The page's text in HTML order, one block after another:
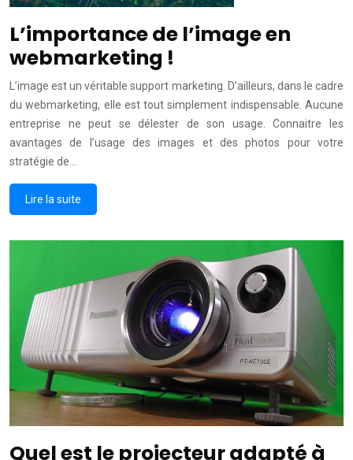
L’importance de l’image en
webmarketing !
L’image est un véritable support marketing. D’ailleurs, dans le cadre
du webmarketing, elle est tout simplement indispensable. Aucune
entreprise ne peut se délester de son usage. Connaitre les
avantages de l’usage des images et des photos pour votre
stratégie de…
Lire la suite
Quel est le projecteur adapté à